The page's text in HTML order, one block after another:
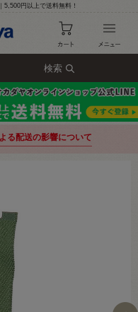
5,500円以上で送料無料！
検索
る配送の影響について